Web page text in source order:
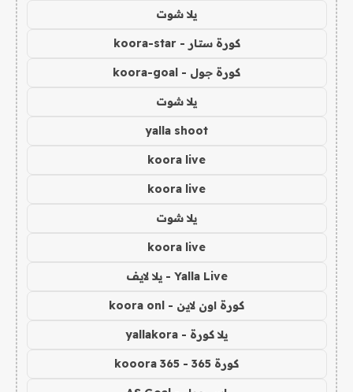
يلا شوت
كورة ستار - koora-star
كورة جول - koora-goal
يلا شوت
yalla shoot
koora live
koora live
يلا شوت
koora live
Yalla Live - يلا لايف
كورة اون لاين - koora onl
يلا كورة - yallakora
كورة 365 - kooora 365